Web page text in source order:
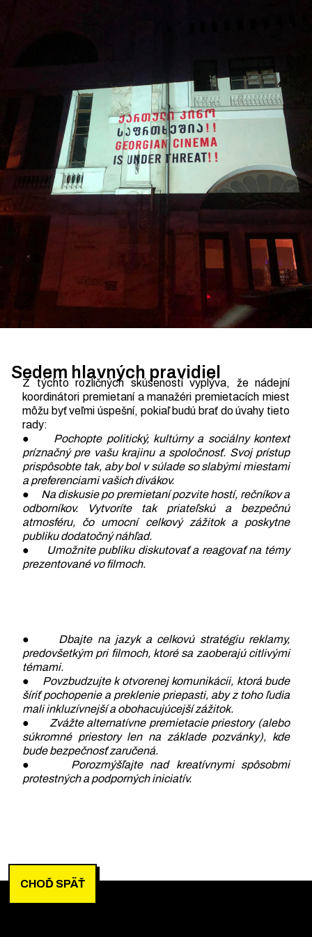
Sedem hlavných pravidiel
Z týchto rozličných skúseností vyplýva, že nádejní
koordinátori premietaní a manažéri premietacích miest
môžu byť veľmi úspešní, pokiaľ budú brať do úvahy tieto
rady:
● Pochopte politický, kultúrny a sociálny kontext
príznačný pre vašu krajinu a spoločnosť. Svoj prístup
prispôsobte tak, aby bol v súlade so slabými miestami
a preferenciami vašich divákov.
● Na diskusie po premietaní pozvite hostí, rečníkov a
odborníkov. Vytvoríte tak priateľskú a bezpečnú
atmosféru, čo umocní celkový zážitok a poskytne
publiku dodatočný náhľad.
●
Umožnite publiku diskutovať a reagovať na témy
prezentované vo filmoch.
● Dbajte na jazyk a celkovú stratégiu reklamy,
predovšetkým pri filmoch, ktoré sa zaoberajú citlivými
témami.
● Povzbudzujte k otvorenej komunikácii, ktorá bude
šíriť pochopenie a preklenie priepasti, aby z toho ľudia
mali inkluzívnejší a obohacujúcejší zážitok.
● Zvážte alternatívne premietacie priestory (alebo
súkromné priestory len na základe pozvánky), kde
bude bezpečnosť zaručená.
● Porozmýšľajte nad kreatívnymi spôsobmi
protestných a podporných iniciatív.
CHOĎ SPÄŤ